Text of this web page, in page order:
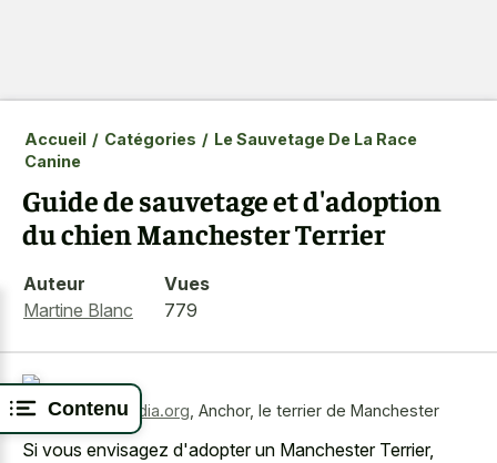
Contenu
Accueil / Catégories / Le Sauvetage De La Race
Canine
Guide de sauvetage et d'adoption
du chien Manchester Terrier
Auteur
Martine Blanc
Vues
779
Source:wikimedia.org Anchor, le terrier de Manchester
Si vous envisagez d'adopter un Manchester Terrier,